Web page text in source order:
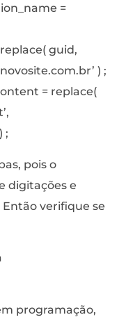
=
guid,
) ;
= replace(
;
pois o
digitações e
verifique se
programação,